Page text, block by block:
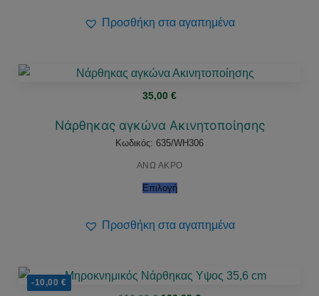
Προσθήκη στα αγαπημένα
35,00 €
Νάρθηκας αγκώνα Ακινητοποίησης
Κωδικός: 635/WH306
ΑΝΩ ΑΚΡΟ
Επιλογή
Προσθήκη στα αγαπημένα
-10,00 €